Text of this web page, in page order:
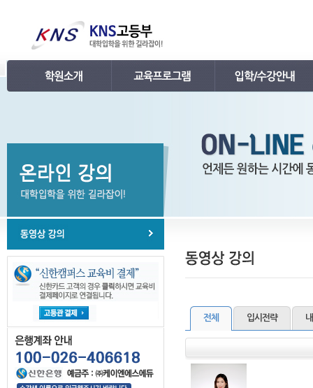
언론보도
명예의 전당
학원소개 동영상
KNS 포토 갤러리
찾아오시는 길
수능 프로그램
특강 프로그램
강의시간표 / 교재소개
입학안내
레벨 테스트
전체 입시전략